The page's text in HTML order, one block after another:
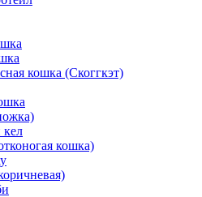
кошка (Скоггкэт)
кел
кошка)